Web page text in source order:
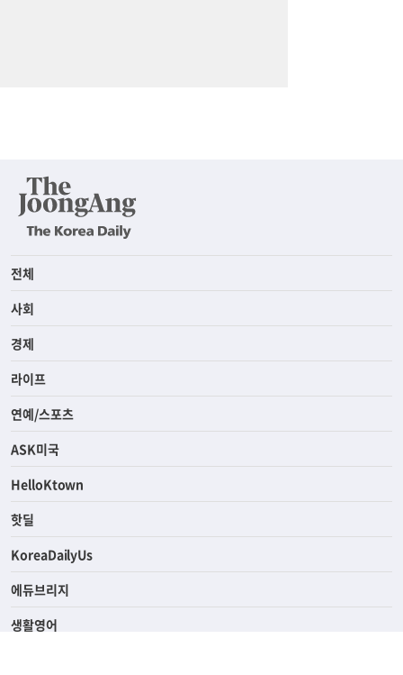
전체
사회
경제
라이프
연예/스포츠
ASK미국
HelloKtown
핫딜
KoreaDailyUs
에듀브리지
생활영어